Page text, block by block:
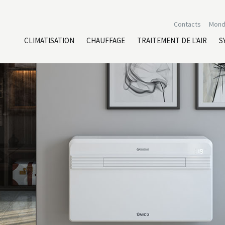
Contacts
CLIMATISATION CHAUFFAGE TRAITEMENT DE L'AIR